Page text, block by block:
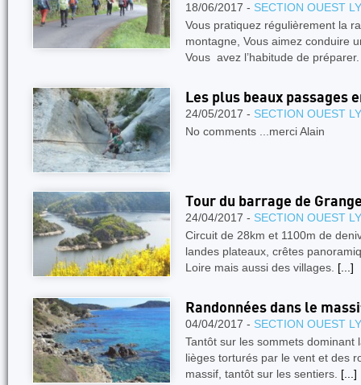
18/06/2017 - SECTION OUEST
Vous pratiquez régulièrement la
montagne, Vous aimez conduire
Vous avez l’habitude de
Les plus beaux passages
24/05/2017 - SECTION OUEST
No comments ...merci Alain
Tour du barrage de
24/04/2017 - SECTION OUEST
Circuit de 28km et 1100m de
landes plateaux, crêtes
Loire mais aussi des villages. [...]
Randonnées dans le
04/04/2017 - SECTION OUEST
Tantôt sur les sommets dominant
lièges torturés par le vent et des
massif, tantôt sur les sentiers. [...]